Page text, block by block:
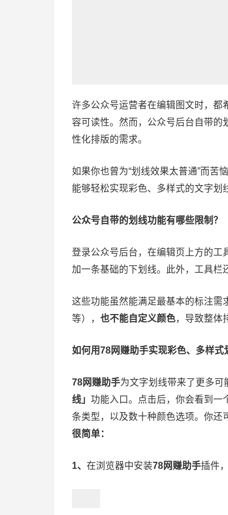
许多公众号运营者在编辑图文时，都
容可读性。然而，公众号后台自带
性化排版的需求。
如果你也曾为“划线效果太普通”而苦
能够轻松实现彩色、多样式的文字划
公众号自带的划线功能有哪些限制？
登录公众号后台，在编辑页上方的工
加一条基础的下划线。此外，工具栏
这些功能虽然能满足最基本的标注需
等）， 也不能自定义颜色，导致整体
如何用78网赚助手实现彩色、多样式
78网赚助手为文字划线带来了更多可
线」 功能入口。点击后，你会看到一
条类型，以及数十种颜色选项。你还
很简单：
1、 在浏览器中安装78网赚助手插件